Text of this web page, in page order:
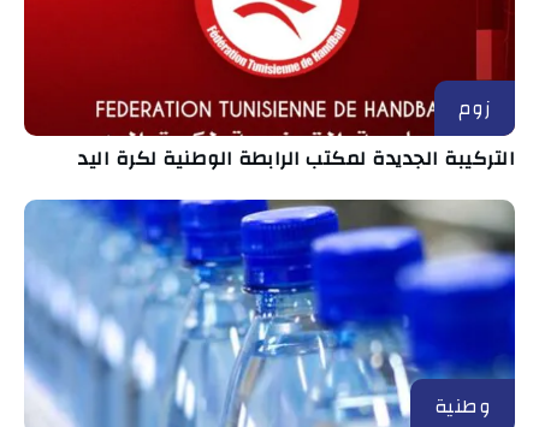
زوم
التركيبة الجديدة لمكتب الرابطة الوطنية لكرة اليد
وطنية